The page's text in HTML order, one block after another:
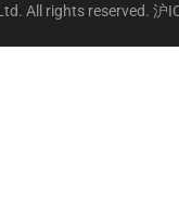
All rights reserved. 沪